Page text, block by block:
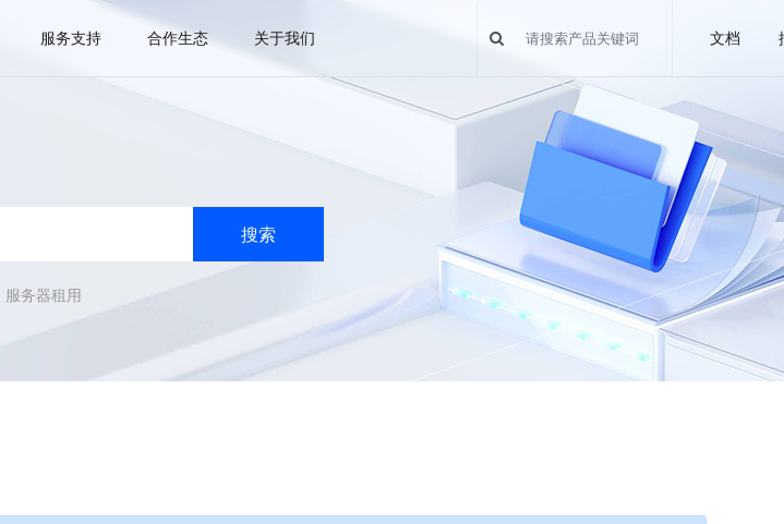
服务支持 合作生态 关于我们 文档
服务器租用